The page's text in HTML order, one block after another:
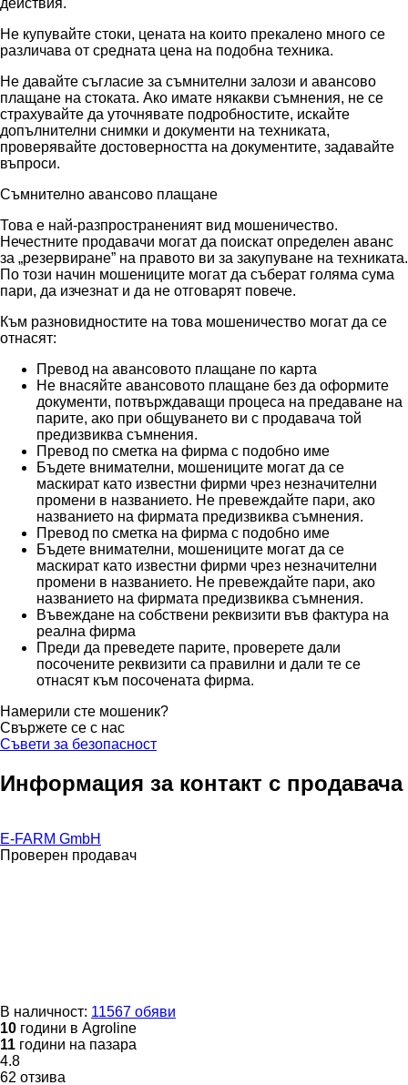
Не купувайте стоки, цената на които прекалено много се
различава от средната цена на подобна техника.
Не давайте съгласие за съмнителни залози и авансово
плащане на стоката. Ако имате някакви съмнения, не се
страхувайте да уточнявате подробностите, искайте
допълнителни снимки и документи на техниката,
проверявайте достоверността на документите, задавайте
въпроси.
Съмнително авансово плащане
Това е най-разпространеният вид мошеничество.
Нечестните продавачи могат да поискат определен аванс
за „резервиране” на правото ви за закупуване на техниката.
По този начин мошениците могат да съберат голяма сума
пари, да изчезнат и да не отговарят повече.
Към разновидностите на това мошеничество могат да се
отнасят:
Превод на авансовото плащане по карта
Не внасяйте авансовото плащане без да оформите
документи, потвърждаващи процеса на предаване на
парите, ако при общуването ви с продавача той
предизвиква съмнения.
Превод по сметка на фирма с подобно име
Бъдете внимателни, мошениците могат да се
маскират като известни фирми чрез незначителни
промени в названието. Не превеждайте пари, ако
названието на фирмата предизвиква съмнения.
Превод по сметка на фирма с подобно име
Бъдете внимателни, мошениците могат да се
маскират като известни фирми чрез незначителни
промени в названието. Не превеждайте пари, ако
названието на фирмата предизвиква съмнения.
Въвеждане на собствени реквизити във фактура на
реална фирма
Преди да преведете парите, проверете дали
посочените реквизити са правилни и дали те се
отнасят към посочената фирма.
Намерили сте мошеник?
Свържете се с нас
Съвети за безопасност
Информация за контакт с продавача
E-FARM GmbH
Проверен продавач
В наличност: 11567 обяви
10 години в Agroline
11 години на пазара
4.8
62 отзива